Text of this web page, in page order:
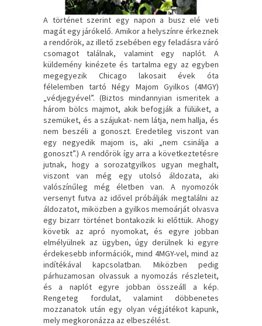
A történet szerint egy napon a busz elé veti
magát egy járókelő. Amikor a helyszínre érkeznek
a rendőrök, az illető zsebében egy feladásra váró
csomagot találnak, valamint egy naplót. A
küldemény kinézete és tartalma egy az egyben
megegyezik Chicago lakosait évek óta
félelemben tartó Négy Majom Gyilkos (4MGY)
„védjegyével”. (Biztos mindannyian ismeritek a
három bölcs majmot, akik befogják a fülüket, a
szemüket, és a szájukat- nem látja, nem hallja, és
nem beszéli a gonoszt. Eredetileg viszont van
egy negyedik majom is, aki „nem csinálja a
gonoszt”.) A rendőrök így arra a következtetésre
jutnak, hogy a sorozatgyilkos ugyan meghalt,
viszont van még egy utolsó áldozata, aki
valószínűleg még életben van. A nyomozók
versenyt futva az idővel próbálják megtalálni az
áldozatot, miközben a gyilkos memoárját olvasva
egy bizarr történet bontakozik ki előttük. Ahogy
követik az apró nyomokat, és egyre jobban
elmélyülnek az ügyben, úgy derülnek ki egyre
érdekesebb információk, mind 4MGY-vel, mind az
indítékával kapcsolatban. Miközben pedig
párhuzamosan olvassuk a nyomozás részleteit,
és a naplót egyre jobban összeáll a kép.
Rengeteg fordulat, valamint döbbenetes
mozzanatok után egy olyan végjátékot kapunk,
mely megkoronázza az elbeszélést.